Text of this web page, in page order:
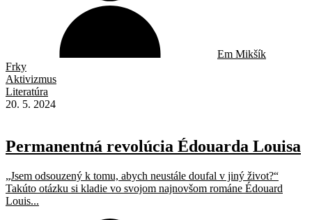
Em Mikšík
Frky
Aktivizmus
Literatúra
20. 5. 2024
Permanentná revolúcia Édouarda Louisa
„Jsem odsouzený k tomu, abych neustále doufal v jiný život?“
Takúto otázku si kladie vo svojom najnovšom románe Édouard
Louis...